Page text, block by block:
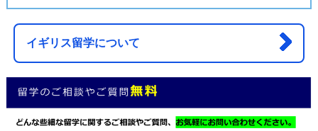
イギリス留学について